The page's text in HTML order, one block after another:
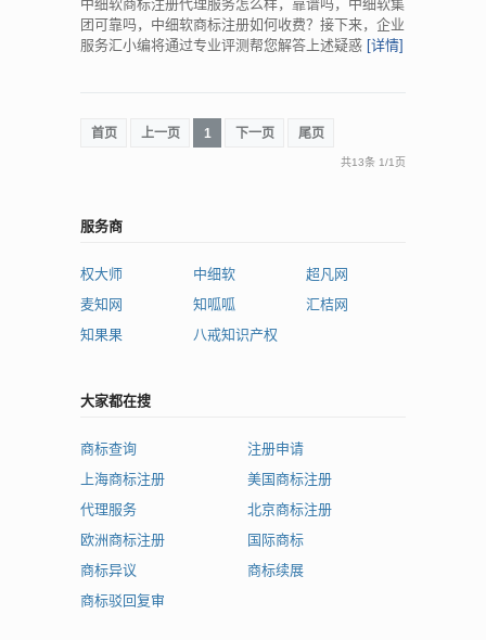
中细软商标注册代理服务怎么样，靠谱吗，中细软集
团可靠吗，中细软商标注册如何收费？接下来，企业
服务汇小编将通过专业评测帮您解答上述疑惑 [详情]
首页 上一页 1 下一页 尾页
共13条 1/1页
服务商
权大师 中细软
超凡网
麦知网
知呱呱
汇桔网
知果果
八戒知识产权
大家都在搜
商标查询
注册申请
上海商标注册
美国商标注册
代理服务
北京商标注册
欧洲商标注册
国际商标
商标异议
商标续展
商标驳回复审